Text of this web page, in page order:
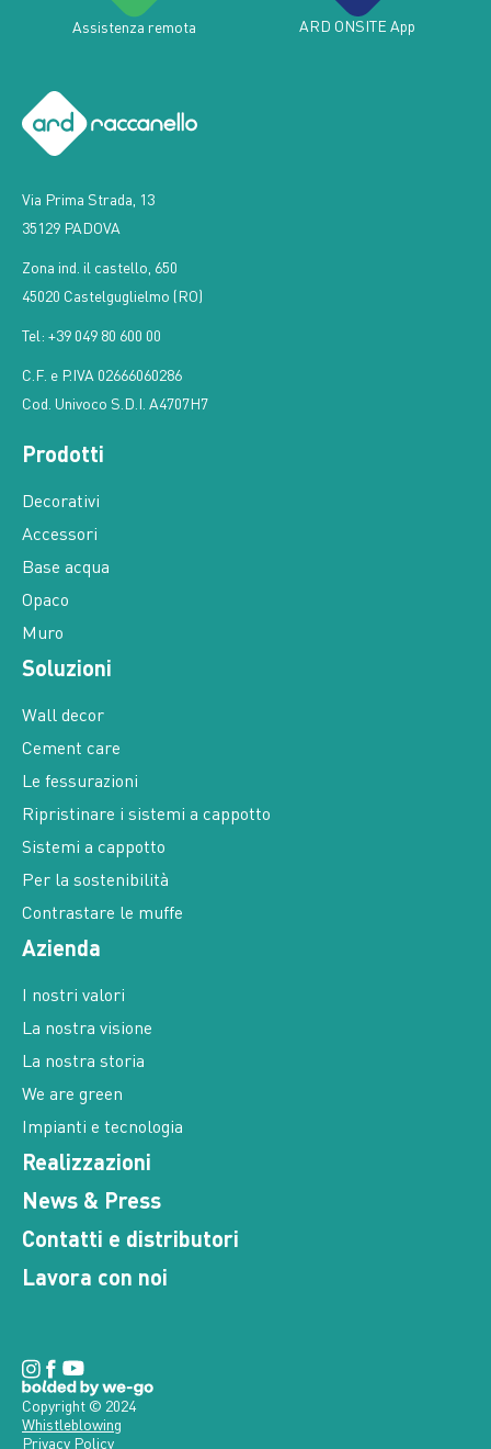
Assistenza remota ARD ONSITE App
Via Prima Strada, 13
35129 PADOVA
Zona ind. il castello, 650
45020 Castelguglielmo (RO)
Tel: +39 049 80 600 00
C.F. e P.IVA 02666060286
Cod. Univoco S.D.I. A4707H7
Prodotti
Decorativi
Accessori
Base acqua
Opaco
Muro
Soluzioni
Wall decor
Cement care
Le fessurazioni
Ripristinare i sistemi a cappotto
Sistemi a cappotto
Per la sostenibilità
Contrastare le muffe
Azienda
I nostri valori
La nostra visione
La nostra storia
We are green
Impianti e tecnologia
Realizzazioni
News & Press
Contatti e distributori
Lavora con noi
Copyright © 2024
Whistleblowing
Privacy Policy